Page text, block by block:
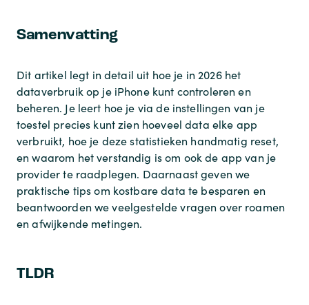
Samenvatting
Dit artikel legt in detail uit hoe je in 2026 het
dataverbruik op je iPhone kunt controleren en
beheren. Je leert hoe je via de instellingen van je
toestel precies kunt zien hoeveel data elke app
verbruikt, hoe je deze statistieken handmatig reset,
en waarom het verstandig is om ook de app van je
provider te raadplegen. Daarnaast geven we
praktische tips om kostbare data te besparen en
beantwoorden we veelgestelde vragen over roamen
en afwijkende metingen.
TLDR